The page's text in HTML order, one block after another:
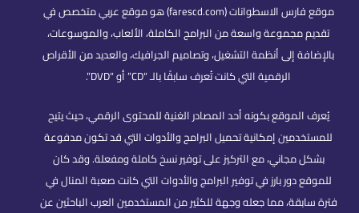
موقع فارس الاسطوانات (farescd.com) هو موقع عربي متخصص في
تقديم مجموعة واسعة من البرامج الكاملة، الألعاب، والموسوعات،
بالإضافة إلى أنظمة التشغيل، وتصاميم الجرافيك، والعديد من الأقراص
الرقمية التي كانت تُعرف سابقًا بالـ “CD” أو “DVD”.
يُعرف الموقع بكونه أحد المصادر الغنية للمحتوى الرقمي، حيث يتيح
للمستخدمين إمكانية تحميل البرامج والأدوات التي قد تكون مدفوعة
بشكل مجاني، مع التركيز على توفير نسخ كاملة ومفعلة. وقد كان
للموقع دور بارز في توفير البرامج والأدوات التي كانت صعبة المنال في
فترة سابقة، مما جعله وجهة للكثير من المستخدمين العرب الباحثين عن